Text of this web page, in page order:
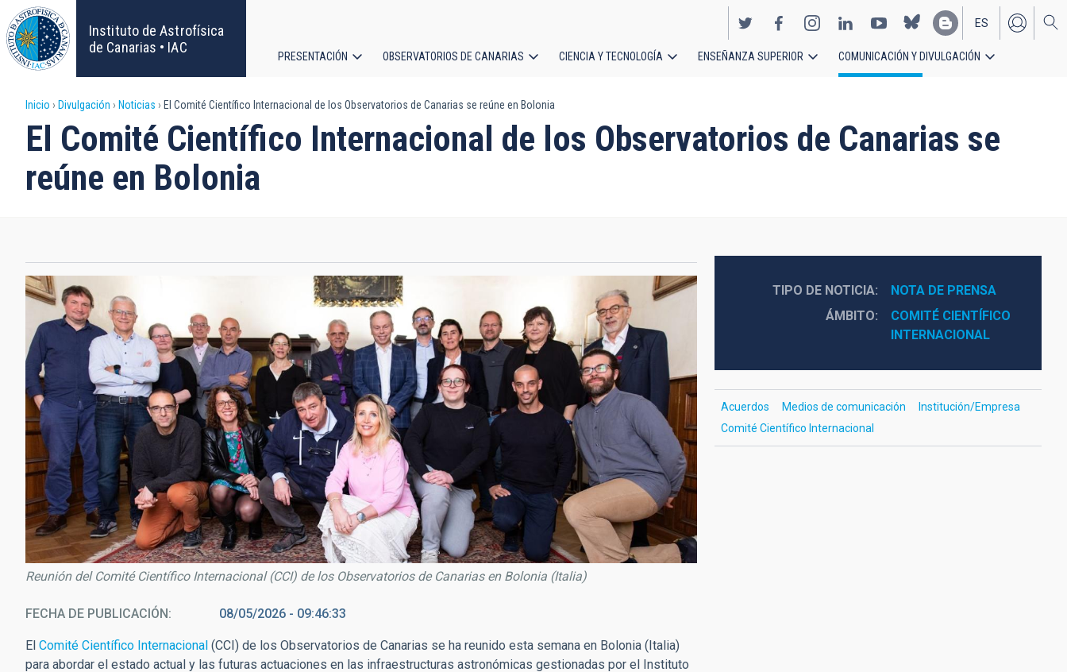
Pasar
al
contenido
principal
Instituto de Astrofísica
de Canarias • IAC
EN
ES
principal
PRESENTACIÓN OBSERVATORIOS DE CANARIAS CIENCIA Y TECNOLOGÍA ENSEÑANZA SUPERIOR COMUNICACIÓN Y DIVULGACIÓN
Sobrescribir
enlaces
de
a
la
navegación
Inicio Divulgación Noticias El Comité Científico Internacional de los Observatorios de Canarias se reúne en Bolonia
El Comité Científico Internacional de los Observatorios de Canarias se
reúne en Bolonia
Reunión del Comité Científico Internacional (CCI) de los Observatorios de Canarias en Bolonia (Italia)
FECHA DE PUBLICACIÓN 08/05/2026 - 09:46:33
El Comité Científico Internacional (CCI) de los Observatorios de Canarias se ha reunido esta semana en Bolonia (Italia)
para abordar el estado actual y las futuras actuaciones en las infraestructuras astronómicas gestionadas por el Instituto
TIPO DE NOTICIA
NOTA DE PRENSA
ÁMBITO
COMITÉ CIENTÍFICO
INTERNACIONAL
Acuerdos Medios de comunicación
Institución/Empresa
Comité Científico Internacional